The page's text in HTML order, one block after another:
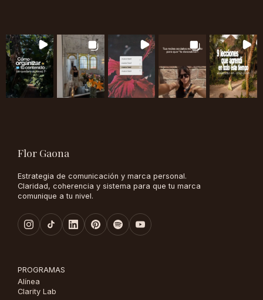
Flor Gaona
Estrategia de comunicación y marca personal.
Claridad, coherencia y sistema para que tu marca
comunique a tu nivel.
PROGRAMAS
Alínea
Clarity Lab